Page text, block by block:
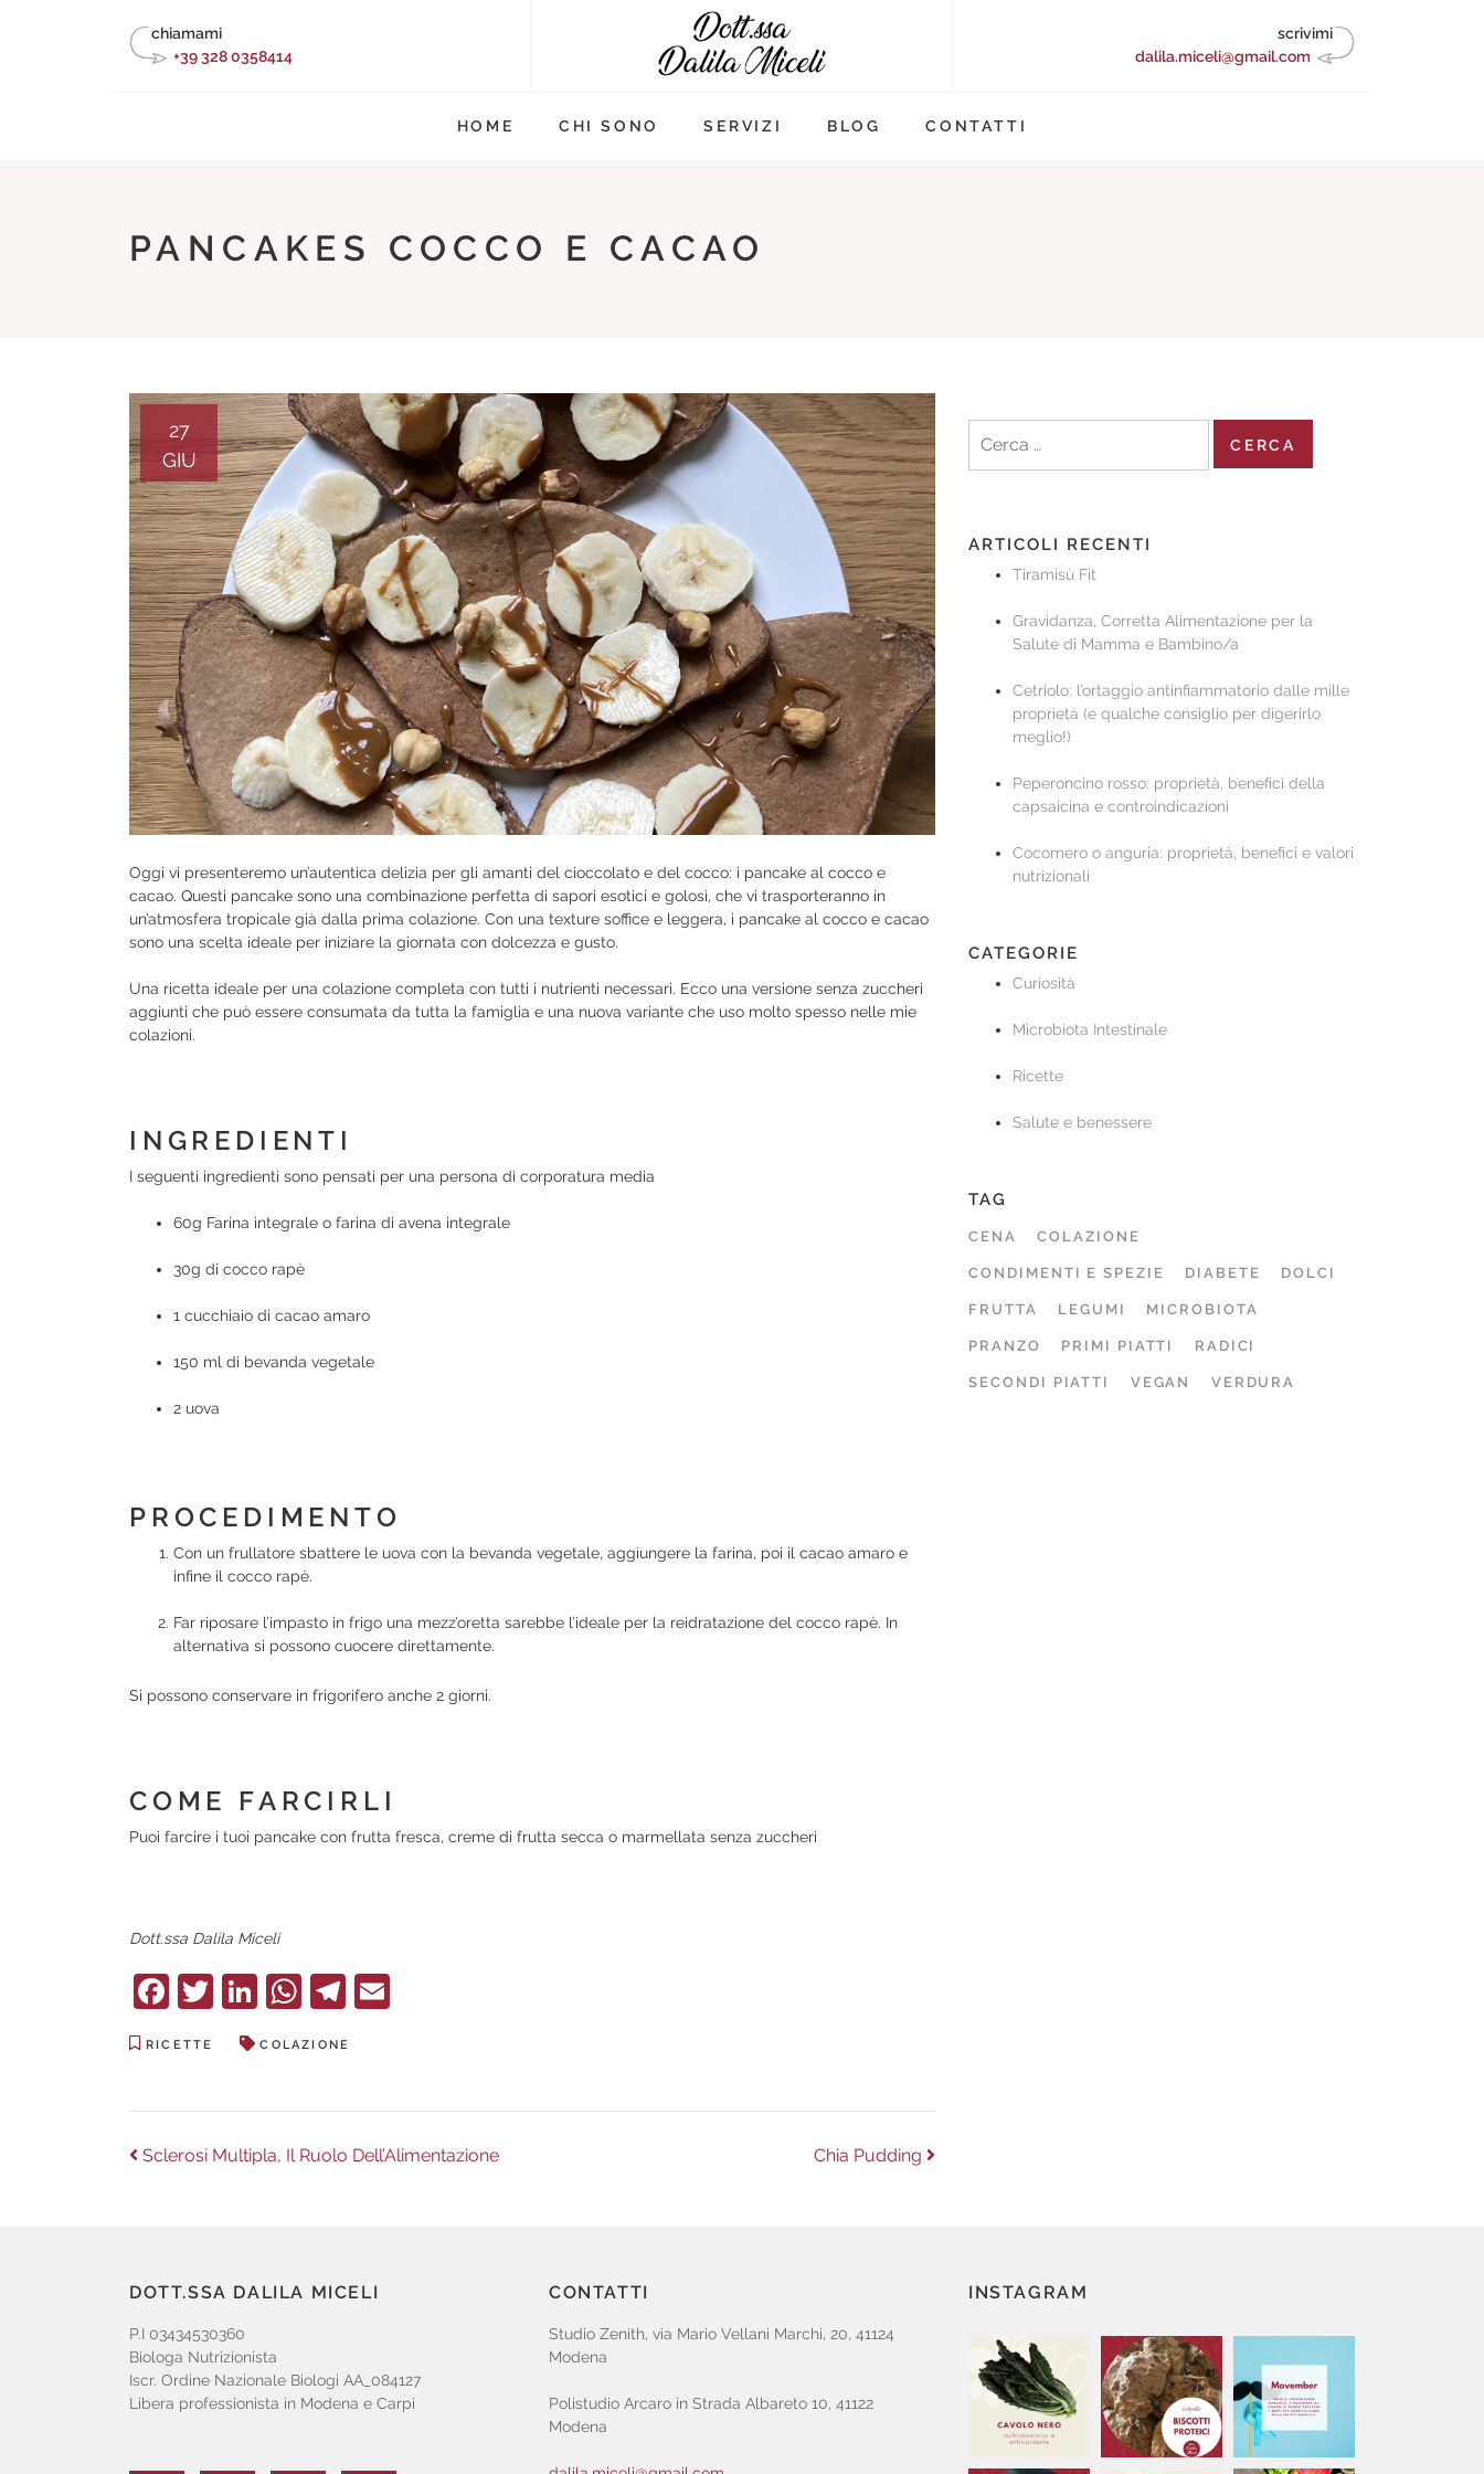
chiamami
+39 328 0358414
scrivimi
dalila.miceli@gmail.com
HOME CHI SONO SERVIZI BLOG CONTATTI
PANCAKES COCCO E CACAO
27
GIU
Oggi vi presenteremo un’autentica delizia per gli amanti del cioccolato e del cocco: i pancake al cocco e
cacao. Questi pancake sono una combinazione perfetta di sapori esotici e golosi, che vi trasporteranno in
un’atmosfera tropicale già dalla prima colazione. Con una texture soffice e leggera, i pancake al cocco e cacao
sono una scelta ideale per iniziare la giornata con dolcezza e gusto.
Una ricetta ideale per una colazione completa con tutti i nutrienti necessari. Ecco una versione senza zuccheri
aggiunti che può essere consumata da tutta la famiglia e una nuova variante che uso molto spesso nelle mie
colazioni.
INGREDIENTI
I seguenti ingredienti sono pensati per una persona di corporatura media
60g Farina integrale o farina di avena integrale
30g di cocco rapè
1 cucchiaio di cacao amaro
150 ml di bevanda vegetale
2 uova
PROCEDIMENTO
Con un frullatore sbattere le uova con la bevanda vegetale, aggiungere la farina, poi il cacao amaro e
infine il cocco rapè.
Far riposare l’impasto in frigo una mezz’oretta sarebbe l’ideale per la reidratazione del cocco rapè. In
alternativa si possono cuocere direttamente.
Si possono conservare in frigorifero anche 2 giorni.
COME FARCIRLI
Puoi farcire i tuoi pancake con frutta fresca, creme di frutta secca o marmellata senza zuccheri
Dott.ssa Dalila Miceli
Facebook
Twitter
LinkedIn
WhatsApp
Telegram
RICETTE COLAZIONE
Navigazione
Previous
Sclerosi Multipla, Il Ruolo Dell’Alimentazione
Next
Chia Pudding
ARTICOLI RECENTI
Tiramisù Fit
Gravidanza, Corretta Alimentazione per la
Salute di Mamma e Bambino/a
Cetriolo: l’ortaggio antinfiammatorio dalle mille
proprietà (e qualche consiglio per digerirlo
meglio!)
Peperoncino rosso: proprietà, benefici della
capsaicina e controindicazioni
Cocomero o anguria: proprietà, benefici e valori
nutrizionali
CATEGORIE
Curiosità
Microbiota Intestinale
Ricette
Salute e benessere
TAG
CENA COLAZIONE
CONDIMENTI E SPEZIE DIABETE DOLCI
FRUTTA LEGUMI MICROBIOTA
PRANZO PRIMI PIATTI RADICI
SECONDI PIATTI VEGAN VERDURA
DOTT.SSA DALILA MICELI
P.I 03434530360
Biologa Nutrizionista
Iscr. Ordine Nazionale Biologi AA_084127
Libera professionista in Modena e Carpi
CONTATTI
Studio Zenith, via Mario Vellani Marchi, 20, 41124
Modena
Polistudio Arcaro in Strada Albareto 10, 41122
Modena
INSTAGRAM